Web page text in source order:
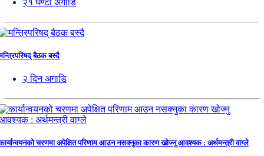
बैठक बस्दै
२ दिन अगाडि
चरणमा अपेक्षित परिणाम आउन नसक्नुका कारण खोज्नु आवश्यक : अर्थमन्त्री वाग्ले